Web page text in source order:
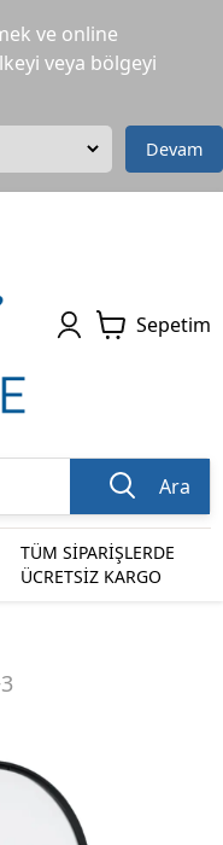
ve online
veya bölgeyi
Devam
Sepetim
Ara
TÜM SİPARİŞLERDE
ÜCRETSİZ KARGO